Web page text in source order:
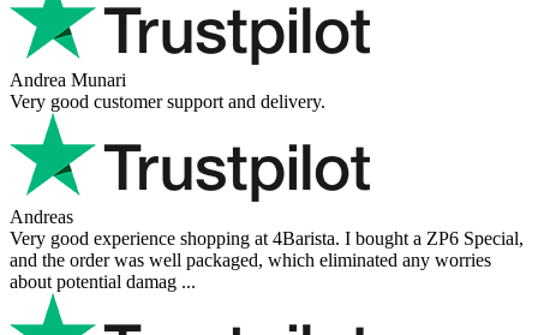
Andrea Munari
Very good customer support and delivery.
Andreas
Very good experience shopping at 4Barista. I bought a ZP6 Special,
and the order was well packaged, which eliminated any worries
about potential damag ...